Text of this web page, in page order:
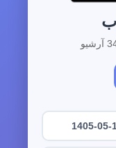
1405-05-